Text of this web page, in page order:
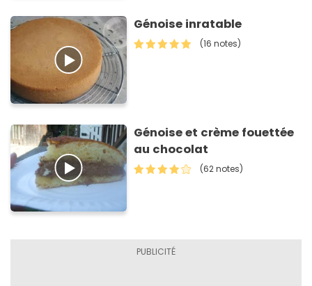
Génoise inratable
(16 notes)
Génoise et crème fouettée
au chocolat
(62 notes)